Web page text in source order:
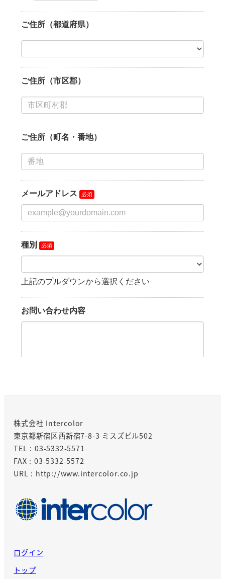
株式会社 Intercolor
東京都新宿区西新宿7-8-3 ミスズビル502
TEL : 03-5332-5571
FAX : 03-5332-5572
URL : http://www.intercolor.co.jp
ログイン
トップ